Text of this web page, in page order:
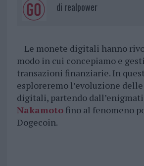
di realpower
Le monete digitali hanno
modo in cui concepiamo e
transazioni finanziarie. In
esploreremo l’evoluzione
digitali, partendo
Nakamotofino al fenomeno
Dogecoin.